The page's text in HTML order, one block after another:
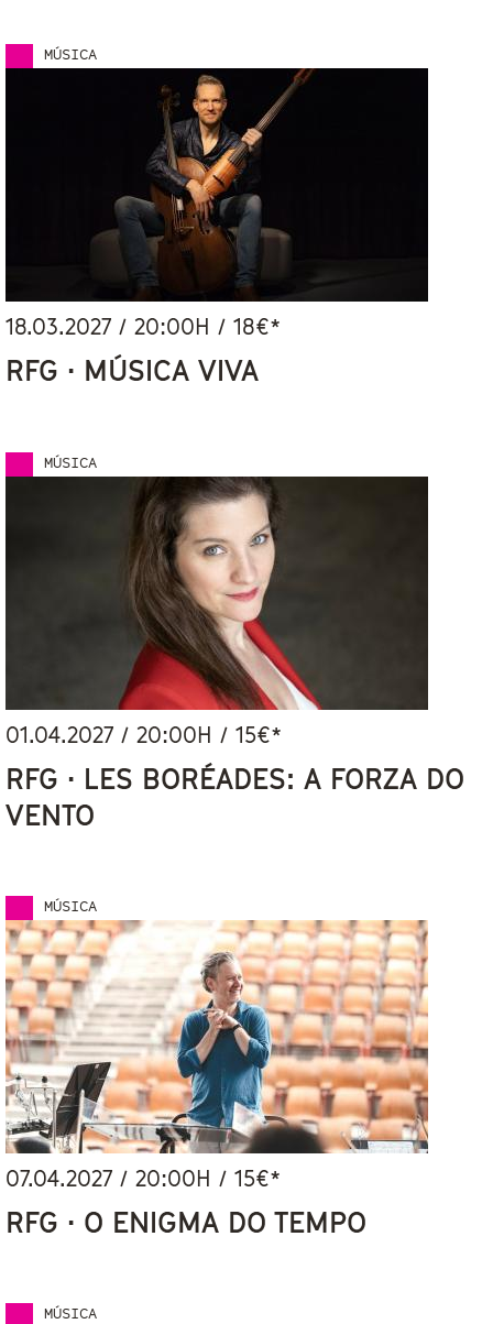
MÚSICA
18.03.2027 /20:00H / 18€*
RFG · MÚSICA VIVA
MÚSICA
01.04.2027 /20:00H / 15€*
RFG · LES BORÉADES: A FORZA DO
VENTO
MÚSICA
07.04.2027 /20:00H / 15€*
RFG · O ENIGMA DO TEMPO
MÚSICA